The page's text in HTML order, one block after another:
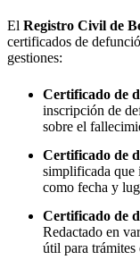
El Registro Civil de
certificados de
gestiones:
Certificado de
inscripción de
sobre el
Certificado de
simplificada que
como fecha y
Certificado de
Redactado en
útil para trámites